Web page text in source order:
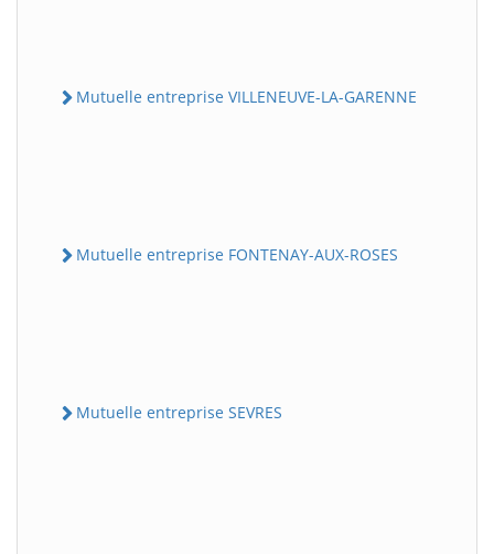
Mutuelle entreprise VILLENEUVE-LA-GARENNE
Mutuelle entreprise FONTENAY-AUX-ROSES
Mutuelle entreprise SEVRES